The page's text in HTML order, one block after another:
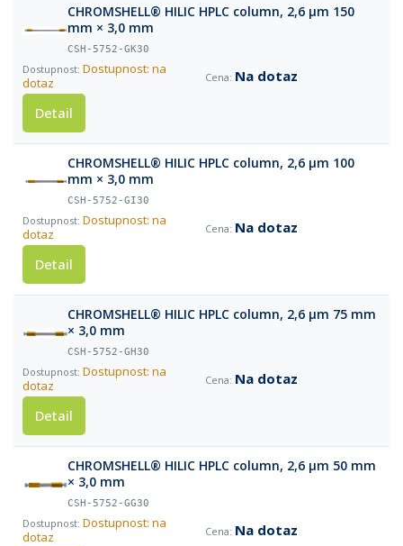
CHROMSHELL® HILIC HPLC column, 2,6 µm 150
mm × 3,0 mm
CSH-5752-GK30
Dostupnost: na
dotaz
Na dotaz
Detail
CHROMSHELL® HILIC HPLC column, 2,6 µm 100
mm × 3,0 mm
CSH-5752-GI30
Dostupnost: na
dotaz
Na dotaz
Detail
CHROMSHELL® HILIC HPLC column, 2,6 µm 75 mm
× 3,0 mm
CSH-5752-GH30
Dostupnost: na
dotaz
Na dotaz
Detail
CHROMSHELL® HILIC HPLC column, 2,6 µm 50 mm
× 3,0 mm
CSH-5752-GG30
Dostupnost: na
dotaz
Na dotaz